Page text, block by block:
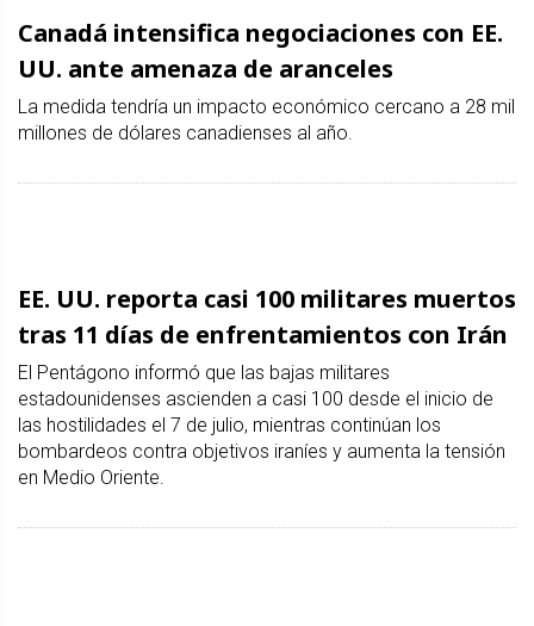
Canadá intensifica negociaciones con EE.
UU. ante amenaza de aranceles
La medida tendría un impacto económico cercano a 28 mil
millones de dólares canadienses al año.
EE. UU. reporta casi 100 militares muertos
tras 11 días de enfrentamientos con Irán
El Pentágono informó que las bajas militares
estadounidenses ascienden a casi 100 desde el inicio de
las hostilidades el 7 de julio, mientras continúan los
bombardeos contra objetivos iraníes y aumenta la tensión
en Medio Oriente.